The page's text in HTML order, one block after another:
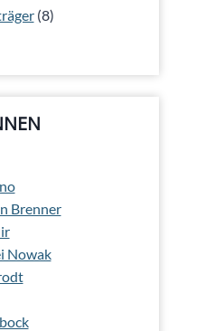
8
Produkte
Brenner
Nowak